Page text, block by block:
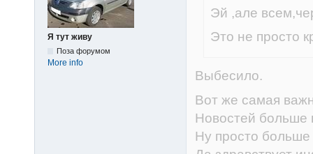
Я тут живу
Поза форумом
More info
Эй ,але
Это не просто
Выбесило.
Вот же самая
Новостей больше
Ну просто больше